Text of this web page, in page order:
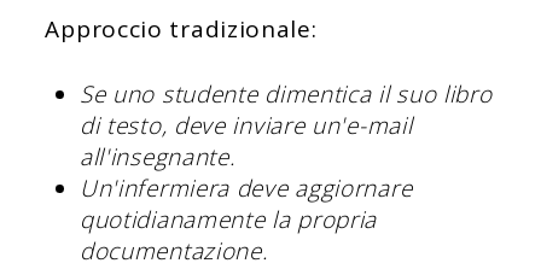
Approccio tradizionale:
Se uno studente dimentica il suo libro
di testo, deve inviare un'e-mail
all'insegnante.
Un'infermiera deve aggiornare
quotidianamente la propria
documentazione.